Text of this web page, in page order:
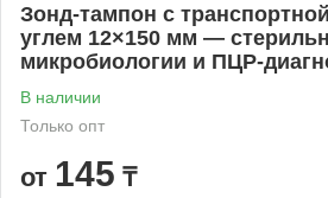
Зонд‑тампон с
углем 12×150 мм —
микробиологии и
В наличии
Только опт
от 145 ₸